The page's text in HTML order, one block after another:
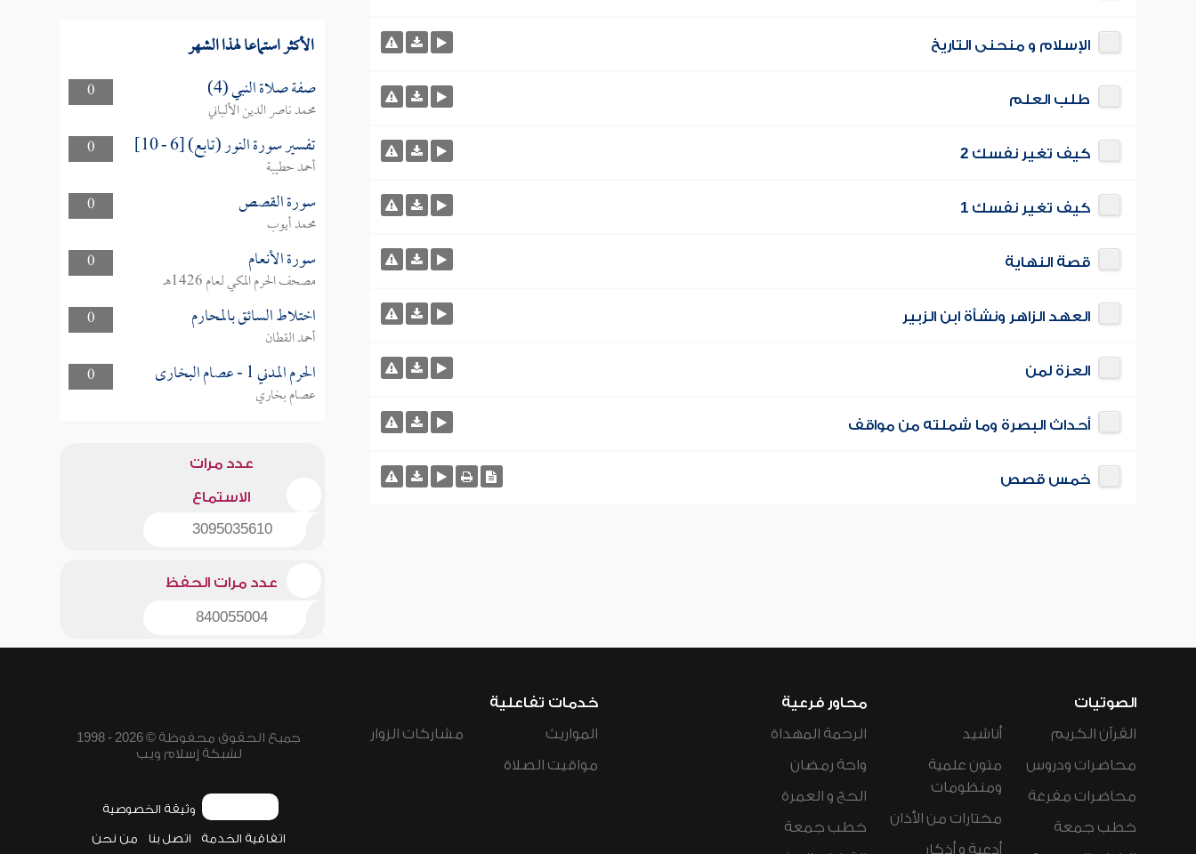
الإسلام و منحنى التاريخ
طلب العلم
كيف تغير نفسك 2
كيف تغير نفسك 1
قصة النهاية
العهد الزاهر ونشأة ابن الزبير
العزة لمن
أحداث البصرة وما شملته من مواقف
خمس قصص
الأكثر استماعا لهذا الشهر
0 صفة صلاة النبي (4)
محمد ناصر الدين الألباني
0
تفسير سورة النور (تابع) [6 - 10]
أحمد حطيبة
0
سورة القصص
محمد أيوب
0
سورة الأنعام
مصحف الحرم المكي لعام 1426هـ
0
اختلاط السائق بالمحارم
أحمد القطان
0
الحرم المدني 1 - عصام البخارى
عصام بخاري
عدد مرات
الاستماع
3095035610
عدد مرات الحفظ
840055004
الصوتيات
القرآن الكريم
محاضرات ودروس
محاضرات مفرغة
خطب جمعة
أناشيد
متون علمية
ومنظومات
مختارات من الأذان
أدعية و أذكار
محاور فرعية
الرحمة المهداة
واحة رمضان
الحج و العمرة
خطب جمعة
خدمات تفاعلية
المواريث
مواقيت الصلاة
مشاركات الزوار
جميع الحقوق محفوظة © 2026 - 1998
لشبكة إسلام ويب
وثيقة الخصوصية
اتفاقية الخدمة اتصل بنا من نحن